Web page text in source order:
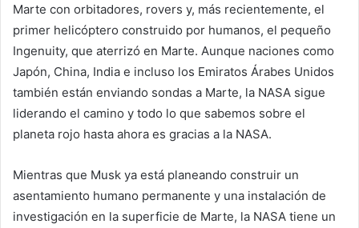
Marte con orbitadores, rovers y, más recientemente, el
primer helicóptero construido por humanos, el pequeño
Ingenuity, que aterrizó en Marte. Aunque naciones como
Japón, China, India e incluso los Emiratos Árabes Unidos
también están enviando sondas a Marte, la NASA sigue
liderando el camino y todo lo que sabemos sobre el
planeta rojo hasta ahora es gracias a la NASA.
Mientras que Musk ya está planeando construir un
asentamiento humano permanente y una instalación de
investigación en la superficie de Marte, la NASA tiene un